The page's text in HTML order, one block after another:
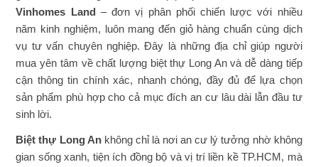
Vinhomes Land – đơn vị phân phối chiến lược với nhiều
năm kinh nghiệm, luôn mang đến giỏ hàng chuẩn cùng dịch
vụ tư vấn chuyên nghiệp. Đây là những địa chỉ giúp người
mua yên tâm về chất lượng biệt thự Long Anvà dễ dàng tiếp
cận thông tin chính xác, nhanh chóng, đầy đủ để lựa chọn
sản phẩm phù hợp cho cả mục đích an cư lâu dài lẫn đầu tư
sinh lời.
Biệt thự Long Ankhông chỉ là nơi an cư lý tưởng nhờ không
gian sống xanh, tiện ích đồng bộ và vị trí liền kề TP.HCM, mà